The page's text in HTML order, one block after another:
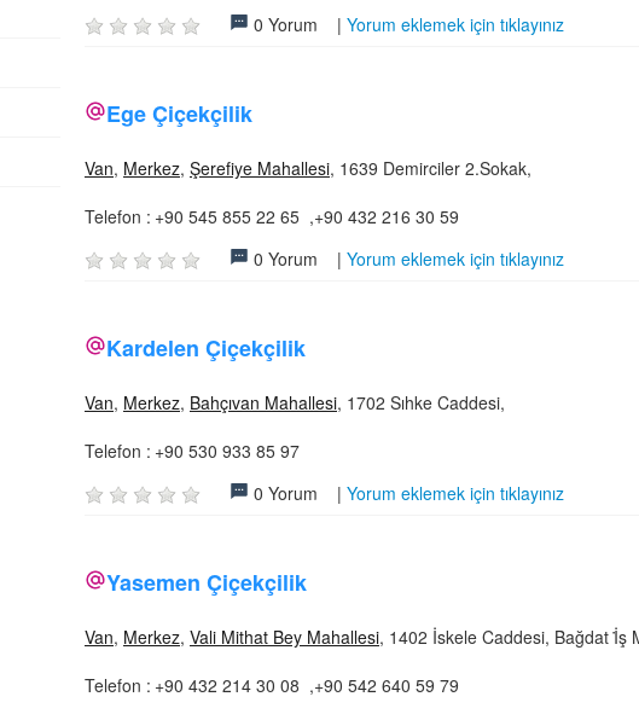
0 Yorum | Yorum eklemek için tıklayınız
Ege Çiçekçilik
Van, Merkez, Şerefiye Mahallesi, 1639 Demirciler 2.Sokak,
Telefon : +90 545 855 22 65 ,+90 432 216 30 59
0 Yorum | Yorum eklemek için tıklayınız
Kardelen Çiçekçilik
Van, Merkez, Bahçıvan Mahallesi, 1702 Sıhke Caddesi,
Telefon : +90 530 933 85 97
0 Yorum | Yorum eklemek için tıklayınız
Yasemen Çiçekçilik
Van, Merkez, Vali Mithat Bey Mahallesi, 1402 İskele Caddesi, Bağdat İ̇ş
Telefon : +90 432 214 30 08 ,+90 542 640 59 79